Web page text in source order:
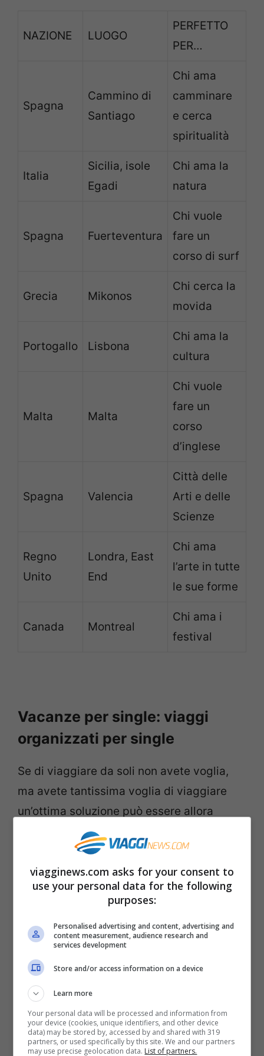
NAZIONE LUOGO
PERFETTO
PER…
Spagna
Cammino di
Santiago
Chi ama
camminare
e cerca
spiritualità
Italia
Sicilia, isole
Egadi
Chi ama la
natura
Spagna Fuerteventura
Chi vuole
fare un
corso di surf
Grecia Mikonos
Chi cerca la
movida
Portogallo Lisbona
Chi ama la
cultura
Malta Malta
Chi vuole
fare un
corso
d’inglese
Spagna Valencia
Città delle
Arti e delle
Scienze
Regno
Unito
Londra, East
End
Chi ama
l’arte in tutte
le sue forme
Canada Montreal
Chi ama i
festival
Vacanze per single: viaggi
organizzati per single
Se di viaggiare da soli non avete voglia,
ma avete tantissima voglia di viaggiare
un’ottima soluzione può essere allora
quella di partecipare ad un viaggio
organizzato per single.Avventure nel
Mondoorganizza viaggi in tutto il mondo e
per tutte le tasche. Il gruppo viene
possibile omogeneo per età e
caratteristiche. Ciò non esclude che
possiate trovare però all’interno del
gruppo delle coppie: lo scopo del viaggio è
infatti fare amicizia, viaggiare insieme e
non rimorchiare! Sebbene quest’ultimo non
è ovviamente escluso. In ogni caso sarete
viagginews.com asks for your consent to
use your personal data for the following
purposes:
Personalised advertising and content, advertising and
content measurement, audience research and
services development
Store and/or access information on a device
Learn more
Your personal data will be processed and information from
your device (cookies, unique identifiers, and other device
data) may be stored by, accessed by and shared with 319
partners, or used specifically by this site. We and our partners
may use precise geolocation data. List of partners.